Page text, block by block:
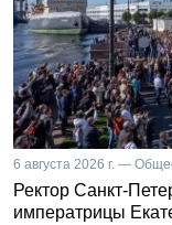
6 августа 2026 г. —
Ректор Санкт-
императрицы